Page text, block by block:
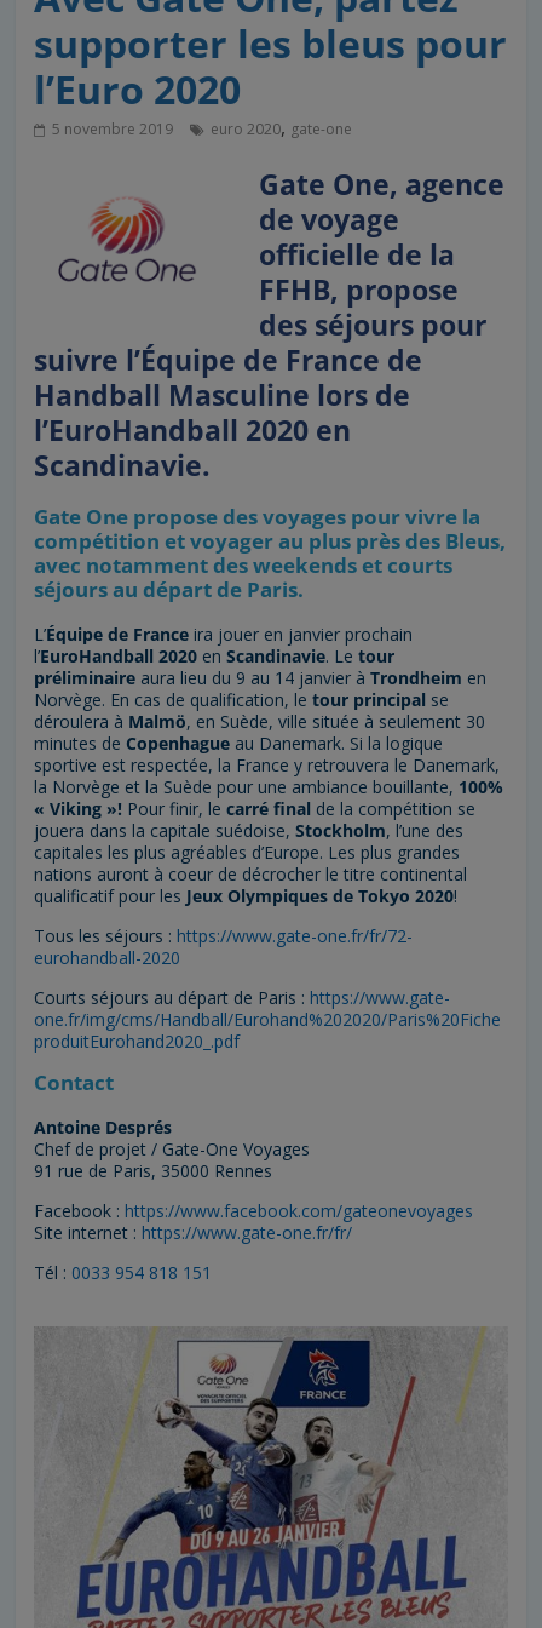
supporter les bleus pour
l’Euro 2020
5 novembre 2019 euro 2020, gate-one
Gate One, agence
de voyage
officielle de la
FFHB, propose
des séjours pour
suivre l’Équipe de France de
Handball Masculine lors de
l’EuroHandball 2020 en
Scandinavie.
Gate One propose des voyages pour vivre la
compétition et voyager au plus près des Bleus,
avec notamment des weekends et courts
séjours au départ de Paris.
L’Équipe de France ira jouer en janvier prochain
l’EuroHandball 2020 enScandinavie. Letour
préliminaire aura lieu du 9 au 14 janvier àTrondheim en
Norvège. En cas de qualification, letour principal se
déroulera à Malmö, en Suède, ville située à seulement 30
minutes de Copenhague au Danemark. Si la logique
sportive est respectée, la France y retrouvera le Danemark,
la Norvège et la Suède pour une ambiance bouillante, 100%
« Viking »! Pour finir, lecarré final de la compétition se
jouera dans la capitale suédoise,Stockholm, l’une des
capitales les plus agréables d’Europe. Les plus grandes
nations auront à coeur de décrocher le titre continental
qualificatif pour les Jeux Olympiques de Tokyo 2020!
Tous les séjours : https://www.gate-one.fr/fr/72-
eurohandball-2020
Courts séjours au départ de Paris : https://www.gate-
one.fr/img/cms/Handball/Eurohand%202020/Paris%20Fiche
produitEurohand2020_.pdf
Contact
Antoine Després
Chef de projet / Gate-One Voyages
91 rue de Paris, 35000 Rennes
Facebook : https://www.facebook.com/gateonevoyages
Site internet : https://www.gate-one.fr/fr/
Tél : 0033 954 818 151